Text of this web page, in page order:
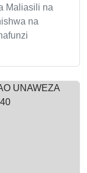
Maliasili na
na